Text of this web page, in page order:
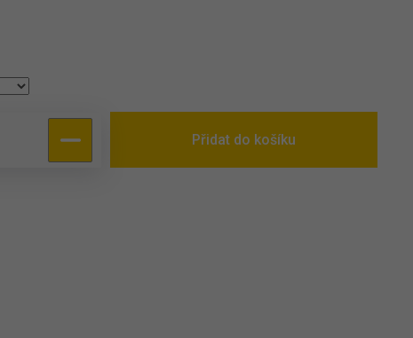
Přidat do košíku